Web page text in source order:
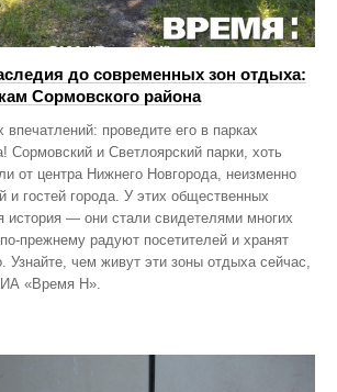
до современных зон отдыха:
Сормовского района
проведите его в парках
Сормовский и Светлоярский парки, хоть
от центра Нижнего Новгорода, неизменно
и гостей города. У этих общественных
история — они стали свидетелями многих
радуют посетителей и хранят
Узнайте, чем живут эти зоны отдыха сейчас,
ИА «Время Н».